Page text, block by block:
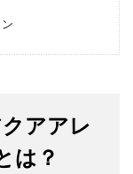
アアレ
は？